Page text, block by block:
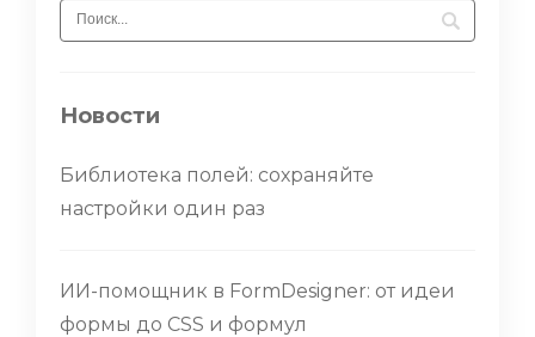
Новости
Библиотека полей: сохраняйте
настройки один раз
ИИ-помощник в FormDesigner: от идеи
формы до CSS и формул